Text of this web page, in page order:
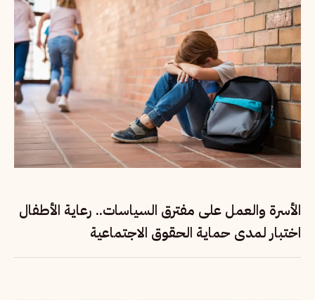
الأسرة والعمل على مفترق السياسات.. رعاية الأطفال
اختبار لمدى حماية الحقوق الاجتماعية